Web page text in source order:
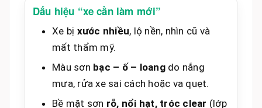
Dấu hiệu “xe cần làm mới”
Xe bị xước nhiều, lộ nền, nhìn cũ và
mất thẩm mỹ.
Màu sơn bạc – ố – loangdo nắng
mưa, rửa xe sai cách hoặc va quẹt.
Bề mặt sơn rỗ, nổi hạt, tróc clear (lớp